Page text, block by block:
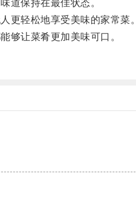
道保持在最佳状态。
轻松地享受美味的家常菜。
让菜肴更加美味可口。